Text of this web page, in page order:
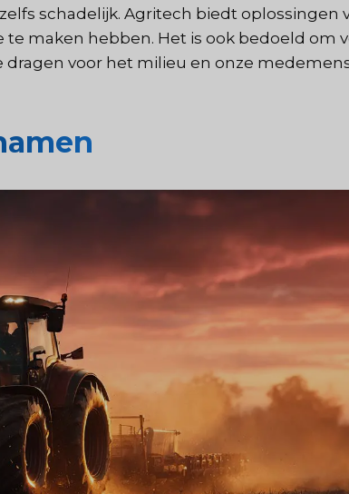
schadelijk. Agritech biedt oplossingen
maken hebben. Het is ook bedoeld om
voor het milieu en onze